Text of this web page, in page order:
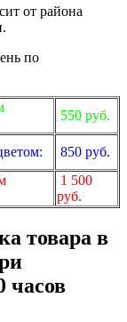
от района
по
550 руб.
850 руб.
1 500
руб.
товара в
часов